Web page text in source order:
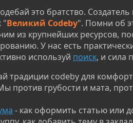
это братство. Создатель
"Великий Codeby". Помни об
из крупнейших ресурсов,
У нас есть
используй поиск, и сила
традиции codeby для
против грубости и мата,
- как оформить статью или